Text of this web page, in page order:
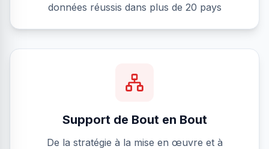
données réussis dans plus de 20 pays
Support de Bout en Bout
De la stratégie à la mise en œuvre et à